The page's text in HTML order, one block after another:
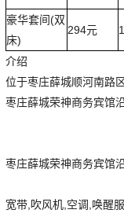
豪华套间(双
床)
294元
介绍
位于枣庄薛城顺河南路
枣庄薛城荣神商务宾馆
枣庄薛城荣神商务宾馆
宽带,吹风机,空调,唤醒